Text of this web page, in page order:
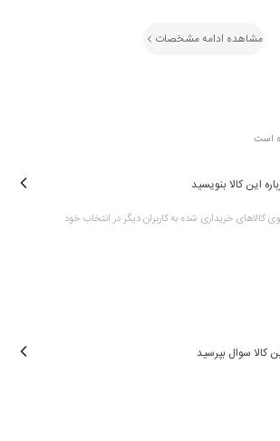
مشاهده ادامه مشخصات
است
این کالا بنویسید
کالاهای خریداری شده به کاربران دیگر در انتخاب خود
کالا سوال بپرسید